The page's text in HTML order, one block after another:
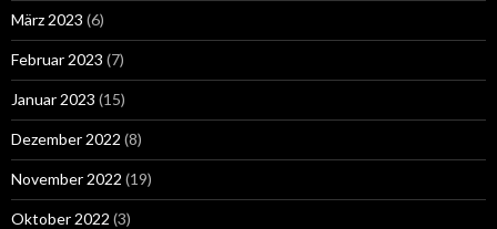
März 2023 (6)
Februar 2023 (7)
Januar 2023 (15)
Dezember 2022 (8)
November 2022 (19)
Oktober 2022 (3)